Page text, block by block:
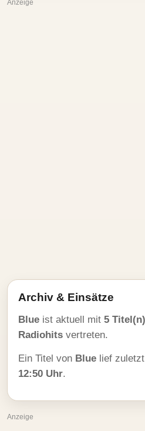
Anzeige
Archiv & Einsätze
Blue ist aktuell mit 5 Titel(n)
Radiohits vertreten.
Ein Titel von Blue lief
12:50 Uhr.
Anzeige